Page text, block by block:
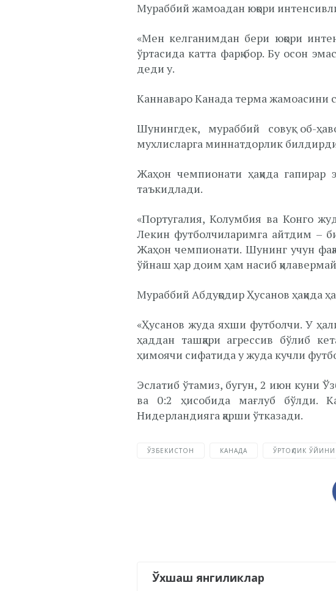
Мураббий жамоадан юқори
«Мен келганимдан бери юқори
ўртасида катта фарқ бор. Бу осон
деди у.
Каннаваро Канада терма жамоасини
Шунингдек, мураббий совуқ об-
мухлисларга миннатдорлик
Жаҳон чемпионати ҳақида
таъкидлади.
«Португалия, Колумбия ва Конго
Лекин футболчиларимга айтдим –
Жаҳон чемпионати. Шунинг учун
ўйнаш ҳар доим ҳам насиб
Мураббий Абдуқодир Ҳусанов ҳақида
«Ҳусанов жуда яхши футболчи. У
ҳаддан ташқари агрессив бўлиб
ҳимоячи сифатида у жуда кучли
Эслатиб ўтамиз, бугун, 2 июн куни
ва 0:2 ҳисобида мағлуб бўлди.
Нидерландияга қарши ўтказади.
ЎЗБЕКИСТОН КАНАДА ЎРТОҚЛИК ЎЙИНИ
Ўхшаш янгиликлар